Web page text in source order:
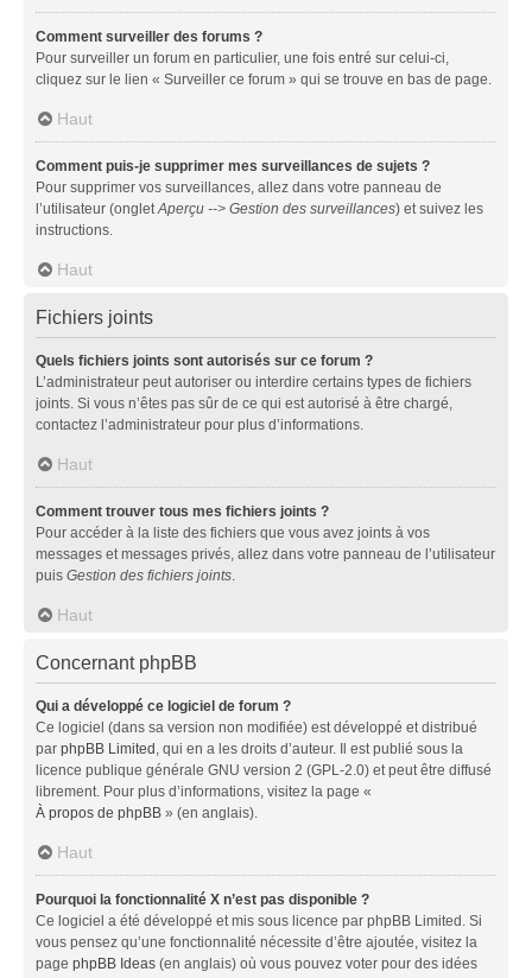
Comment surveiller des forums ?
Pour surveiller un forum en particulier, une fois entré sur celui-ci,
cliquez sur le lien « Surveiller ce forum » qui se trouve en bas de page.
Haut
Comment puis-je supprimer mes surveillances de sujets ?
Pour supprimer vos surveillances, allez dans votre panneau de
l’utilisateur (onglet Aperçu --> Gestion des surveillances) et suivez les
instructions.
Haut
Fichiers joints
Quels fichiers joints sont autorisés sur ce forum ?
L’administrateur peut autoriser ou interdire certains types de fichiers
joints. Si vous n’êtes pas sûr de ce qui est autorisé à être chargé,
contactez l’administrateur pour plus d’informations.
Haut
Comment trouver tous mes fichiers joints ?
Pour accéder à la liste des fichiers que vous avez joints à vos
messages et messages privés, allez dans votre panneau de l’utilisateur
puis Gestion des fichiers joints
Haut
Concernant phpBB
Qui a développé ce logiciel de forum ?
Ce logiciel (dans sa version non modifiée) est développé et distribué
par phpBB Limited , qui en a les droits d’auteur. Il est publié sous la
licence publique générale GNU version 2 (GPL-2.0) et peut être diffusé
librement. Pour plus d’informations, visitez la page «
À propos de phpBB » (en anglais).
Haut
Pourquoi la fonctionnalité X n’est pas disponible ?
Ce logiciel a été développé et mis sous licence par phpBB Limited. Si
vous pensez qu’une fonctionnalité nécessite d’être ajoutée, visitez la
page phpBB Ideas (en anglais) où vous pouvez voter pour des idées